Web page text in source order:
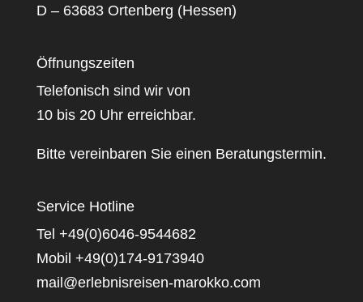
D – 63683 Ortenberg (Hessen)
Öffnungszeiten
Telefonisch sind wir von
10 bis 20 Uhr erreichbar.
Bitte vereinbaren Sie einen Beratungstermin.
Service Hotline
Tel +49(0)6046-9544682
Mobil +49(0)174-9173940
mail@erlebnisreisen-marokko.com